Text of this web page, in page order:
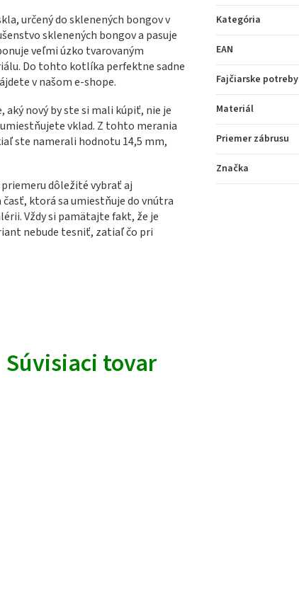
určený do sklenených bongov v
sklenených bongov a pasuje
veľmi úzko tvarovaným
Do tohto kotlíka perfektne sadne
v našom e-shope.
nový by ste si mali kúpiť, nie je
vklad. Z tohto merania
ste namerali hodnotu 14,5 mm,
dôležité vybrať aj
časť, ktorá sa umiestňuje do vnútra
Vždy si pamätajte fakt, že je
nebude tesniť, zatiaľ čo pri
Kategória
EAN
Fajčiarske potreby
Materiál
Priemer zábrusu
Značka
Súvisiaci tovar